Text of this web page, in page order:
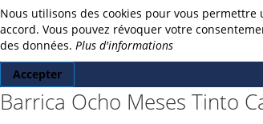
Nous utilisons des cookies pour vous
accord. Vous pouvez révoquer votre
des données. Plus d'informations
Accepter
Barrica Ocho Meses Tinto